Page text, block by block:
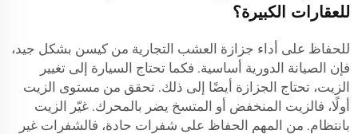
للعقارات الكبيرة؟
للحفاظ على أداء جزازة العشب التجارية من كيسن بشكل جيد،
فإن الصيانة الدورية أساسية. فكما تحتاج السيارة إلى تغيير
الزيت، تحتاج الجزازة أيضًا إلى ذلك. تحقق من مستوى الزيت
أولًا، فالزيت المنخفض أو المتسخ يضر بالمحرك. غيّر الزيت
بانتظام. من المهم الحفاظ على شفرات حادة، فالشفرات غير